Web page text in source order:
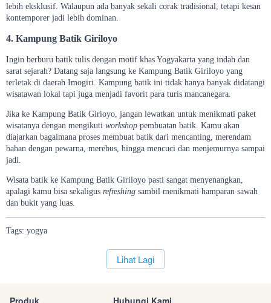
lebih eksklusif. Walaupun ada banyak sekali corak tradisional, tetapi kesan
kontemporer jadi lebih dominan.
4. Kampung Batik Giriloyo
Ingin berburu batik tulis dengan motif khas Yogyakarta yang indah dan
sarat sejarah? Datang saja langsung ke Kampung Batik Giriloyo yang
terletak di daerah Imogiri. Kampung batik ini tidak hanya banyak didatangi
wisatawan lokal tapi juga menjadi favorit para turis mancanegara.
Jika ke Kampung Batik Girioyo, jangan lewatkan untuk menikmati paket
wisatanya dengan mengikuti workshop pembuatan batik. Kamu akan
diajarkan bagaimana proses membuat batik dari mencanting, merendam
bahan dengan pewarna, merebus, hingga mencuci dan menjemurnya sampai
jadi.
Wisata batik ke Kampung Batik Giriloyo pasti sangat menyenangkan,
apalagi kamu bisa sekaligus refreshing sambil menikmati hamparan sawah
dan bukit yang luas.
Tags: yogya
`Lihat Lagi
Produk Hubungi Kami